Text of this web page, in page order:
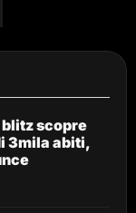
scopre
3mila abiti,